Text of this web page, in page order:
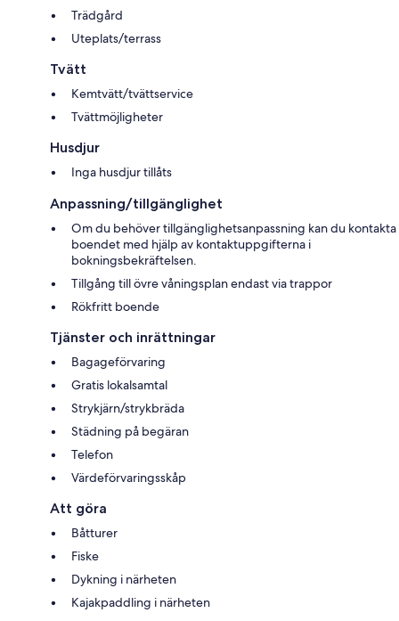
Trädgård
Uteplats/terrass
Tvätt
Kemtvätt/tvättservice
Tvättmöjligheter
Husdjur
Inga husdjur tillåts
Anpassning/tillgänglighet
Om du behöver tillgänglighetsanpassning kan du kontakta
boendet med hjälp av kontaktuppgifterna i
bokningsbekräftelsen.
Tillgång till övre våningsplan endast via trappor
Rökfritt boende
Tjänster och inrättningar
Bagageförvaring
Gratis lokalsamtal
Strykjärn/strykbräda
Städning på begäran
Telefon
Värdeförvaringsskåp
Att göra
Båtturer
Fiske
Dykning i närheten
Kajakpaddling i närheten